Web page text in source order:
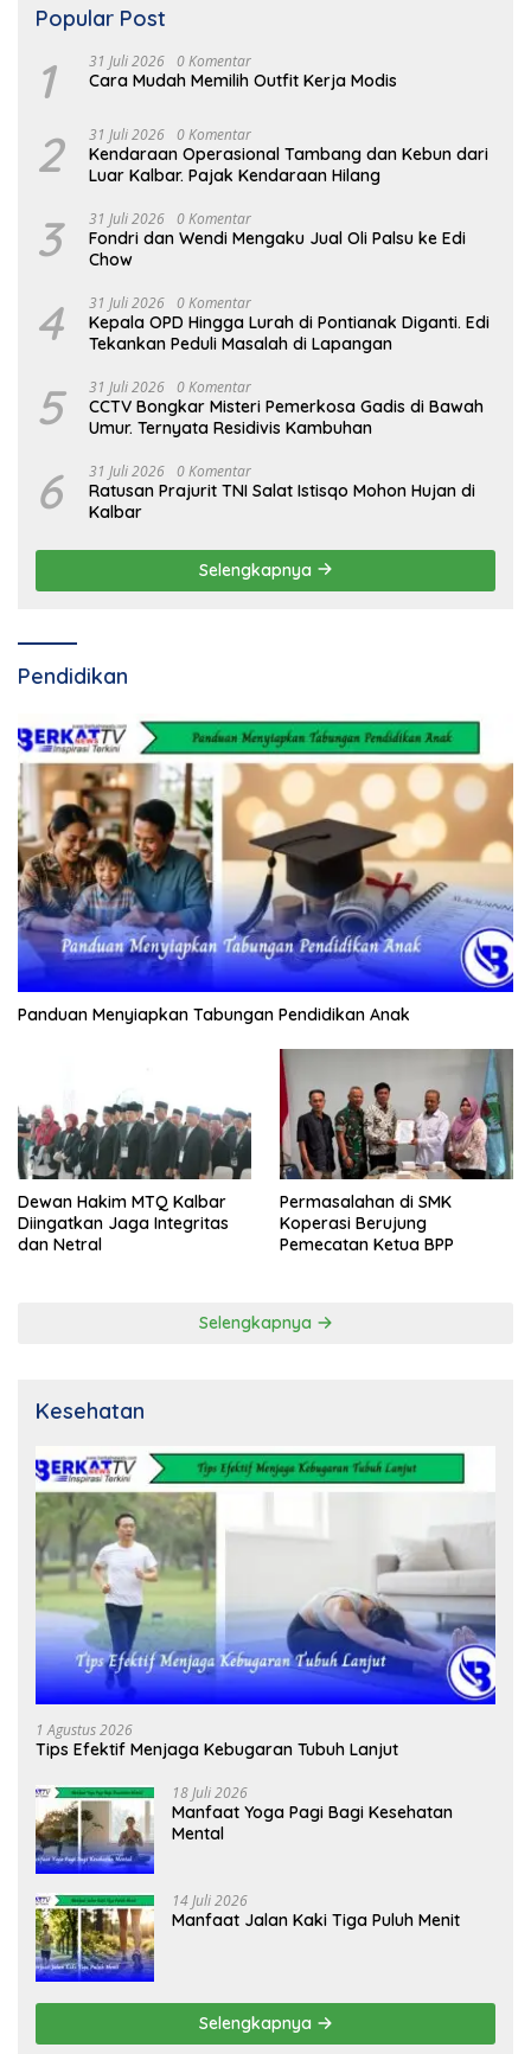
Popular Post
1 31 Juli 2026 0 Komentar
Cara Mudah Memilih Outfit Kerja Modis
2 31 Juli 2026 0 Komentar
Kendaraan Operasional Tambang dan Kebun dari
Luar Kalbar. Pajak Kendaraan Hilang
3 31 Juli 2026 0 Komentar
Fondri dan Wendi Mengaku Jual Oli Palsu ke Edi
Chow
4 31 Juli 2026 0 Komentar
Kepala OPD Hingga Lurah di Pontianak Diganti. Edi
Tekankan Peduli Masalah di Lapangan
5 31 Juli 2026 0 Komentar
CCTV Bongkar Misteri Pemerkosa Gadis di Bawah
Umur. Ternyata Residivis Kambuhan
6 31 Juli 2026 0 Komentar
Ratusan Prajurit TNI Salat Istisqo Mohon Hujan di
Kalbar
Selengkapnya
Pendidikan
Panduan Menyiapkan Tabungan Pendidikan Anak
Dewan Hakim MTQ Kalbar
Diingatkan Jaga Integritas
dan Netral
Permasalahan di SMK
Koperasi Berujung
Pemecatan Ketua BPP
Selengkapnya
Kesehatan
1 Agustus 2026
Tips Efektif Menjaga Kebugaran Tubuh Lanjut
18 Juli 2026
Manfaat Yoga Pagi Bagi Kesehatan
Mental
14 Juli 2026
Manfaat Jalan Kaki Tiga Puluh Menit
Selengkapnya